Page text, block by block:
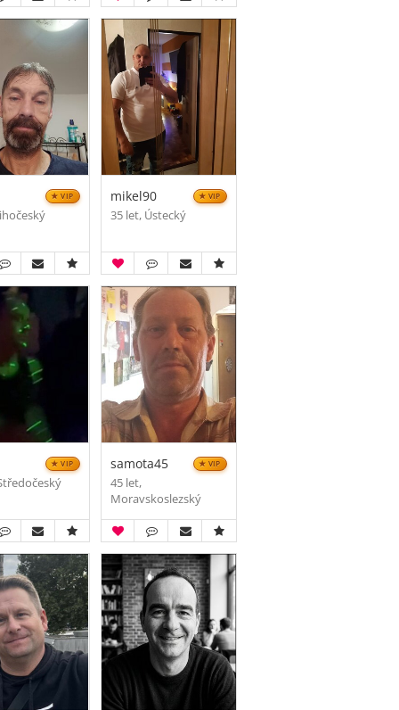
VIP mikel90 VIP
35 let, Ústecký
VIP samota45 VIP
45 let,
Moravskoslezský